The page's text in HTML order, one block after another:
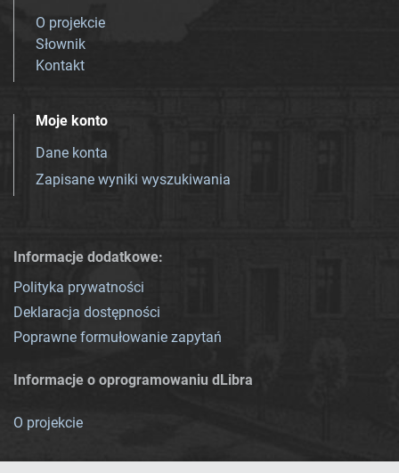
O projekcie
Słownik
Kontakt
Moje konto
Dane konta
Zapisane wyniki wyszukiwania
Informacje dodatkowe:
Polityka prywatności
Deklaracja dostępności
Poprawne formułowanie zapytań
Informacje o oprogramowaniu dLibra
O projekcie